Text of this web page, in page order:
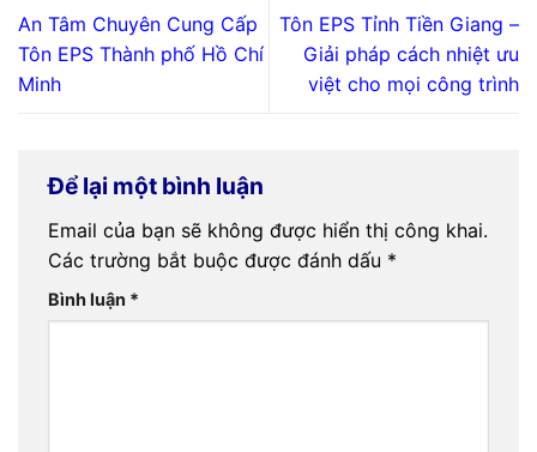
An Tâm Chuyên Cung Cấp
Tôn EPS Thành phố Hồ Chí
Minh
Tôn EPS Tỉnh Tiền Giang –
Giải pháp cách nhiệt ưu
việt cho mọi công trình
Để lại một bình luận
Email của bạn sẽ không được hiển thị công khai.
Các trường bắt buộc được đánh dấu *
Bình luận *